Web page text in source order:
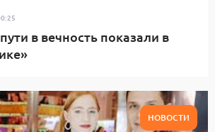
в вечность показали в
НОВОСТИ